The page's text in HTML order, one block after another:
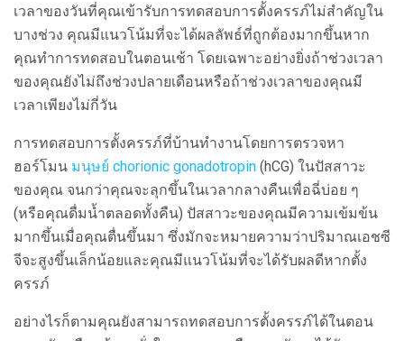
เวลาของวันที่คุณเข้ารับการทดสอบการตั้งครรภ์ไม่สำคัญใน
บางช่วง คุณมีแนวโน้มที่จะได้ผลลัพธ์ที่ถูกต้องมากขึ้นหาก
คุณทำการทดสอบในตอนเช้า โดยเฉพาะอย่างยิ่งถ้าช่วงเวลา
ของคุณยังไม่ถึงช่วงปลายเดือนหรือถ้าช่วงเวลาของคุณมี
เวลาเพียงไม่กี่วัน
การทดสอบการตั้งครรภ์ที่บ้านทำงานโดยการตรวจหา
ฮอร์โมน มนุษย์ chorionic gonadotropin (hCG) ในปัสสาวะ
ของคุณ จนกว่าคุณจะลุกขึ้นในเวลากลางคืนเพื่อฉี่บ่อย ๆ
(หรือคุณดื่มน้ำตลอดทั้งคืน) ปัสสาวะของคุณมีความเข้มข้น
มากขึ้นเมื่อคุณตื่นขึ้นมา ซึ่งมักจะหมายความว่าปริมาณเอชซี
จีจะสูงขึ้นเล็กน้อยและคุณมีแนวโน้มที่จะได้รับผลดีหากตั้ง
ครรภ์
อย่างไรก็ตามคุณยังสามารถทดสอบการตั้งครรภ์ได้ในตอน